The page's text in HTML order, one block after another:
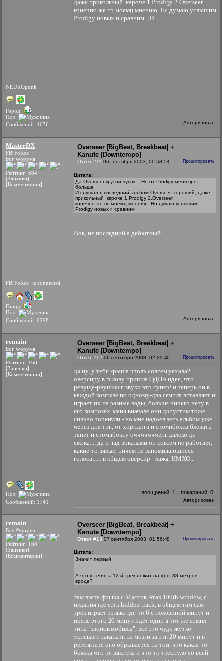
NEUROpunk
Город:
Пол:
Сообщений: 4676
даже прикольный кароче 1.Prodigy 2.Overseer
конечно же по моемц мнению. Но думаю услышим
Prodigy новых и сравним ;D
Авторизован
MasterDX
FB[FoRce]
Бог Форума
Рейтинг: 684
[Заценки]
[Комментарии]
FB[FoRce] is connected
Город:
Пол:
Сообщений: 6298
Overseer [BigBeat, Breakbeat] +
Kanute [Downtempo]
Ответ #11 06 сентября 2003, 00:58:53 Процитировать
Цитата:
Да Overseer крутой чувак
. Но от Prodigy меня прет
больше
И слушал я последний альбом Overseer, хороший, даже
прикольный
кароче 1.Prodigy 2.Overseer
конечно же по моемц мнению. Но думаю услышим
Prodigy новых и сравним
Вов, не последний а дебютный
Авторизован
remain
Бог Форума
Рейтинг: 168
[Заценки]
[Комментарии]
Пол:
Сообщений: 1741
Overseer [BigBeat, Breakbeat] +
Kanute [Downtempo]
Ответ #12 06 сентября 2003, 02:23:40 Процитировать
да ну, у тебя крыша чтоль совсем уехала?
оверсиру в голову пришла ОДНА идея, что
ревуще-рвущиеся звуки это супер! и теперь он в
каждой композе по одному-два семпла вставляет и
играет их на разные лады, больше ничего нету в
его композах, меня вначале они допустим тоже
сильно торкнули - но мне надоел весь альбом уже
через дня три, от хорндога и стомпбокса блевать
тянет и стомпбоксу очччччччень далеко до
смэка.... да и над вокалами он совсем не работает,
какие-то вялые, ничем не запоминающиеся
голоса...... в общем оверсир - лажа, ИМХО..
поощрений: 1 | покараний: 0
Авторизован
remain
Бог Форума
Рейтинг: 168
[Заценки]
[Комментарии]
Overseer [BigBeat, Breakbeat] +
Kanute [Downtempo]
Ответ #13 07 сентября 2003, 01:56:48 Процитировать
Цитата:
Значит первый
А что у тебя за 12-й трек лежит на фтп, 38 метров
вроде?
там взята фишка с Массив Атак 100th window, с
издания где есть hidden track, в общем там сам
трек играет только где-то 6 с половиной минут и
после этого 20 минут идёт один и тот же сэмпл
типа "звонок мобилы", всё это чудо жутко
успевает накапать на мозги за эти 20 минут и в
результате оно обрывается на том, что какая-то
бомжа что-то вякнула и что-то треснуло со всей